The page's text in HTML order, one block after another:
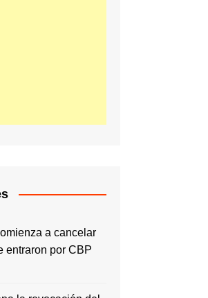
a cancelar
entraron por CBP